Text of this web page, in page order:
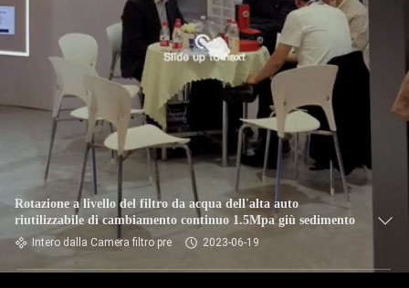
Rotazione a livello del filtro da acqua dell'alta auto
riutilizzabile di cambiamento continuo 1.5Mpa giù sedimento
Intero dalla Camera filtro pre 2023-06-19